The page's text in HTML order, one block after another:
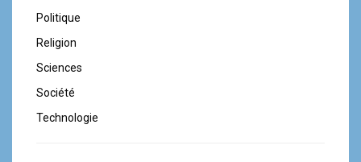
Politique
Religion
Sciences
Société
Technologie